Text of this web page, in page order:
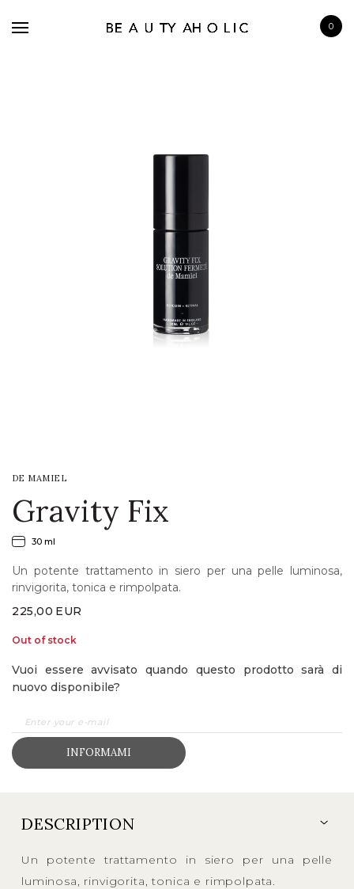
0
DE MAMIEL
Gravity Fix
30 ml
Un potente trattamento in siero per una pelle luminosa,
rinvigorita, tonica e rimpolpata.
225,00 EUR
Out of stock
Vuoi essere avvisato quando questo prodotto sarà di
nuovo disponibile?
INFORMAMI
DESCRIPTION
Un potente trattamento in siero per una pelle
luminosa, rinvigorita, tonica e rimpolpata.